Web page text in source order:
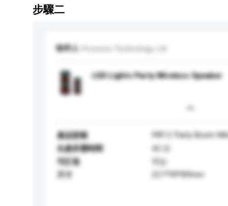
步驟二
收件人 Prowess Technology Ltd
LED Lights Party Wireless Speaker
產品型號
PAT-2 Party Boom
生產所需時間
45 日
可訂造
可以
227*99*89mm